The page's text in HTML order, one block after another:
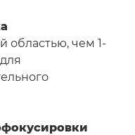
областью, чем 1-